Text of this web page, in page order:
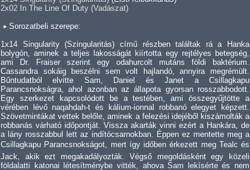
2x02 In The Line Of Duty (Vadászat)
Sorozatbeli szerepe:
1x14 Singularity (Szingularitás) című részben találtak rá a Hanka
bolygón, aminek a teljes lakosságát kiírtotta egy rejtélyes betegség,
ami Dr. Fraiser szerint egy odahurcolt mutáns földi baktérium.
Cassandra sokáig beszélni sem volt hajlandó, annyira megrémült.
Bűntudatból elvitte Sam, Daniel és Janet a Csillagkapu
Parancsnokságra, ahol azonban az állapota gyorsan rosszabbodott.
Egy szerkezet kapcsolódott be a testében, ami összegyűjtötte a
vérében lévő naqahdah-t és kálium-ionnal robbanó elegyet képzett.
Szövetmintákat vettek belőle, aminek a felezési idejéből kiszámolták a
robbanás várható időpontját. Vissza akarták vinni ezért a Hankára, de
a lány rosszabbul lett az indítócsarnokban. Éppen ez mentette meg a
Csillagkapu Parancsnokságot, mert így időben érkezett meg Tealc és
Jack, akik ezt megakadályozták. Végső megoldásként egy közeli
földalatti katonai létesítménybe vitték, ahova Sam lekísérte és nem